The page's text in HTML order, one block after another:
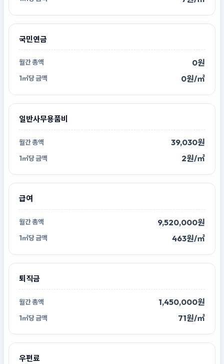
국민연금
0원
0원/㎡
일반사무용품비
39,030원
2원/㎡
급여
9,520,000원
463원/㎡
퇴직금
1,450,000원
71원/㎡
우편료